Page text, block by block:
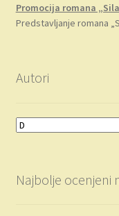
Promocija romana
Predstavljanje romana
Autori
Najbolje ocenjeni